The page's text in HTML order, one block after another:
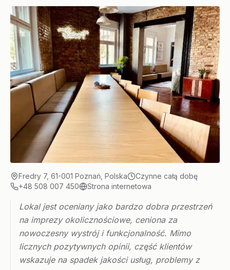
Fredry 7, 61-001 Poznań, Polska
Czynne całą dobę
+48 508 007 450
Strona internetowa
Lokal jest oceniany jako bardzo dobra przestrzeń
na imprezy okolicznościowe, ceniona za
nowoczesny wystrój i funkcjonalność. Mimo
licznych pozytywnych opinii, część klientów
wskazuje na spadek jakości usług, problemy z